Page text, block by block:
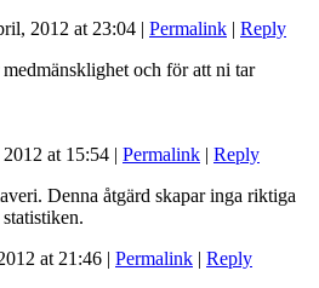
2012 at 23:04 | Permalink | Reply
och för att ni tar
at 15:54 | Permalink | Reply
Denna åtgärd skapar inga riktiga
at 21:46 | Permalink | Reply